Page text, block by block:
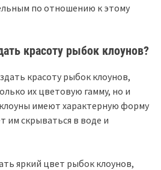
по отношению к этому
красоту рыбок клоунов?
красоту рыбок клоунов,
их цветовую гамму, но и
имеют характерную форму
им скрываться в воде и
яркий цвет рыбок клоунов,